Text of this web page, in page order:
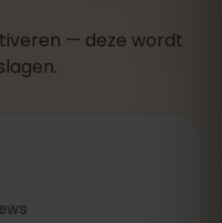
— deze wordt